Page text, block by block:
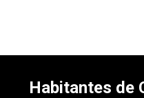
Habitantes de